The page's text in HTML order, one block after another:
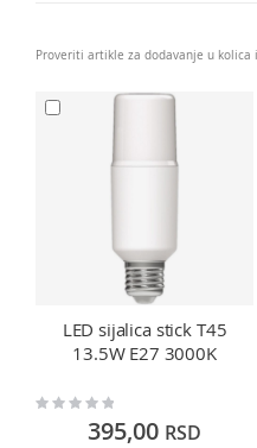
Proveriti artikle za dodavanje u kolica
LED sijalica stick T45
13.5W E27 3000K
Rating:
395,00 RSD